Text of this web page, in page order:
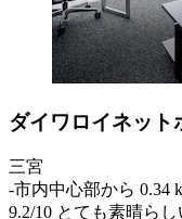
ダイワロイネッ
三宮
‐市内中心部から 0.34
9.2/10 とても素晴ら